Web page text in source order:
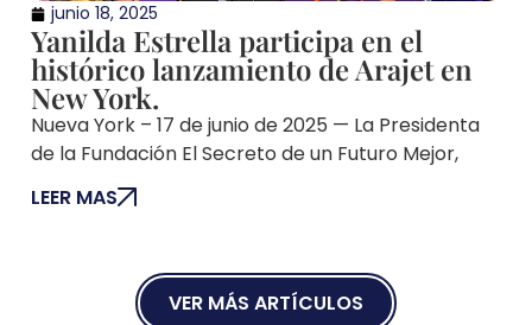
junio 18, 2025
Yanilda Estrella participa en el
histórico lanzamiento de Arajet en
New York.
Nueva York – 17 de junio de 2025 — La Presidenta
de la Fundación El Secreto de un Futuro Mejor,
LEER MAS
VER MÁS ARTÍCULOS